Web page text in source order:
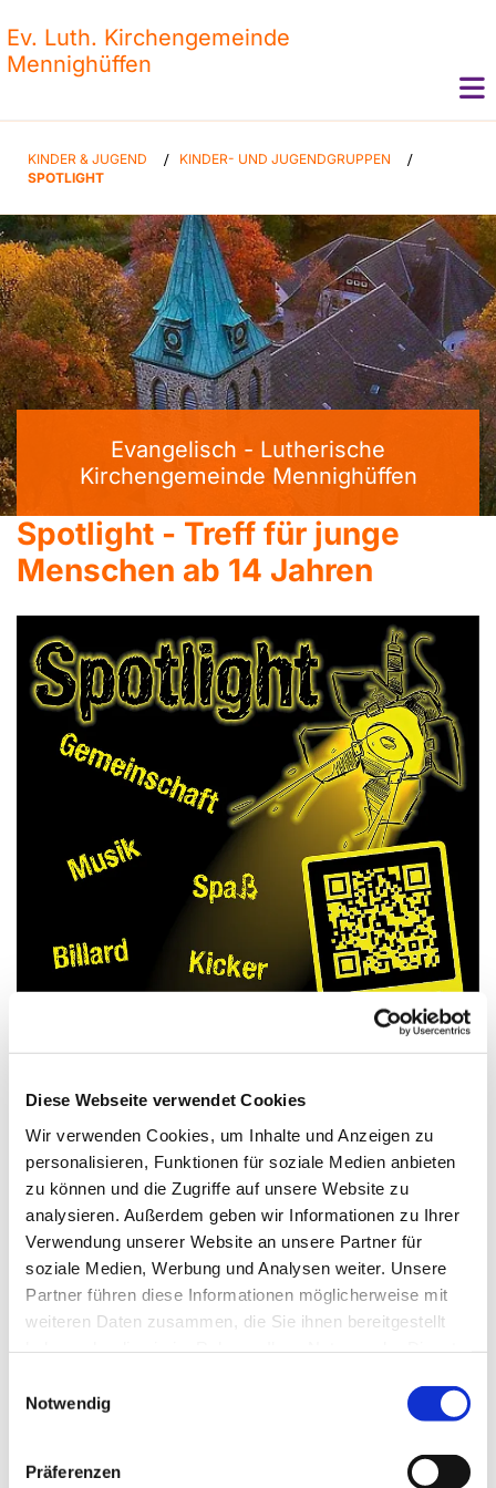
Diese Webseite verwendet Cookies
Wir verwenden Cookies, um Inhalte und Anzeigen zu
personalisieren, Funktionen für soziale Medien anbieten
zu können und die Zugriffe auf unsere Website zu
analysieren. Außerdem geben wir Informationen zu Ihrer
Verwendung unserer Website an unsere Partner für
soziale Medien, Werbung und Analysen weiter. Unsere
Partner führen diese Informationen möglicherweise mit
weiteren Daten zusammen, die Sie ihnen bereitgestellt
Notwendig
Präferenzen
Ev. Luth. Kirchengemeinde
Mennighüffen
KINDER & JUGEND / KINDER- UND JUGENDGRUPPEN /
SPOTLIGHT
Evangelisch - Lutherische
Kirchengemeinde Mennighüffen
Spotlight - Treff für junge
Menschen ab 14 Jahren
Jeden Freitag von 18:30 - 23:00 Uhr haben wir für
Jugendliche und junge Erwachsene ab 14
PS4 oder Brettspiele spielen. Natürlich könnte ihr auch
Aktuelle Regeln werden ausgehängt.